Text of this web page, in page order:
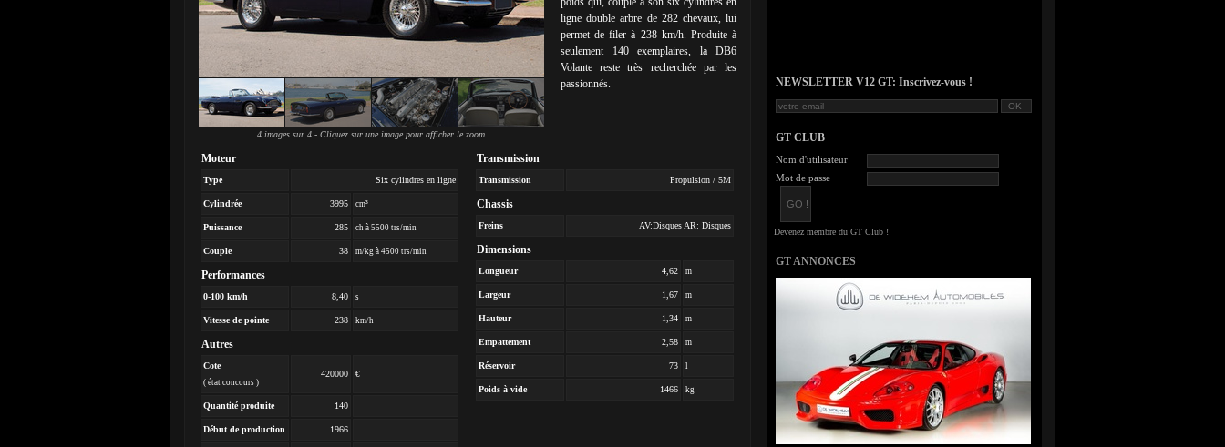
4 images sur 4 - Cliquez sur une image pour afficher le zoom.
ligne double arbre de 282 chevaux, lui
permet de filer à 238 km/h. Produite à
seulement 140 exemplaires, la DB6
Volante reste très recherchée par les
passionnés.
Moteur
Type Six cylindres en ligne
Cylindrée 3995 cm³
Puissance 285 ch à 5500 trs/min
Couple 38 m/kg à 4500 trs/min
Performances
0-100 km/h 8,40 s
Vitesse de pointe 238 km/h
Autres
Cote
( état concours )
420000 €
Quantité produite 140
Début de production 1966
Transmission
Transmission Propulsion / 5M
Chassis
Freins AV:Disques AR: Disques
Dimensions
Longueur 4,62 m
Largeur 1,67 m
Hauteur 1,34 m
Empattement 2,58 m
Réservoir 73 l
Poids à vide 1466 kg
NEWSLETTER V12 GT: Inscrivez-vous !
GT CLUB
Nom d'utilisateur
Mot de passe
GT ANNONCES